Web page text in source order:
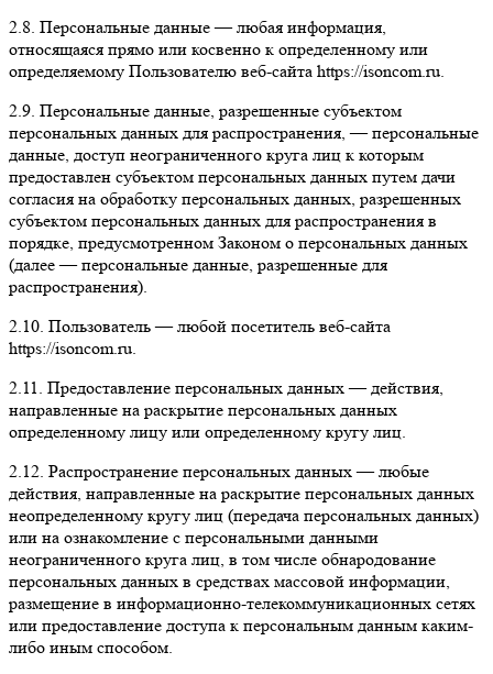
2.8. Персональные данные — любая информация,
относящаяся прямо или косвенно к определенному или
определяемому Пользователю веб-сайта https://isoncom.ru.
2.9. Персональные данные, разрешенные субъектом
персональных данных для распространения, — персональные
данные, доступ неограниченного круга лиц к которым
предоставлен субъектом персональных данных путем дачи
согласия на обработку персональных данных, разрешенных
субъектом персональных данных для распространения в
порядке, предусмотренном Законом о персональных данных
(далее — персональные данные, разрешенные для
распространения).
2.10. Пользователь — любой посетитель веб-сайта
https://isoncom.ru.
2.11. Предоставление персональных данных — действия,
направленные на раскрытие персональных данных
определенному лицу или определенному кругу лиц.
2.12. Распространение персональных данных — любые
действия, направленные на раскрытие персональных данных
неопределенному кругу лиц (передача персональных данных)
или на ознакомление с персональными данными
неограниченного круга лиц, в том числе обнародование
персональных данных в средствах массовой информации,
размещение в информационно-телекоммуникационных сетях
или предоставление доступа к персональным данным каким-
либо иным способом.